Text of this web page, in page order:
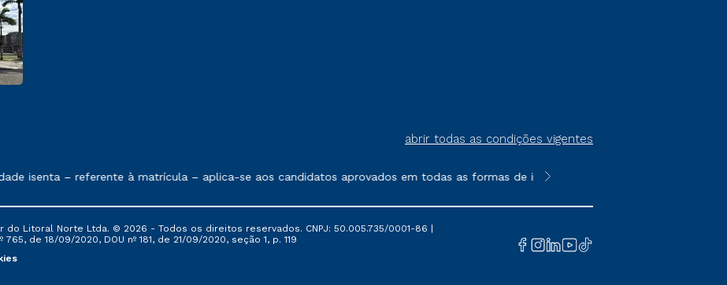
abrir todas as condições vigentes
exposto no contrato de prestação de serviços.
isenta – referente à matrícula – aplica-se aos candidatos aprovados em todas as formas de ingresso, exceto na prova on-
**Semipresencial é um formato do
Litoral Norte Ltda. © 2026 - Todos os direitos reservados. CNPJ: 50.005.735/0001-86 |
de 18/09/2020, DOU nº 181, de 21/09/2020, seção 1, p. 119